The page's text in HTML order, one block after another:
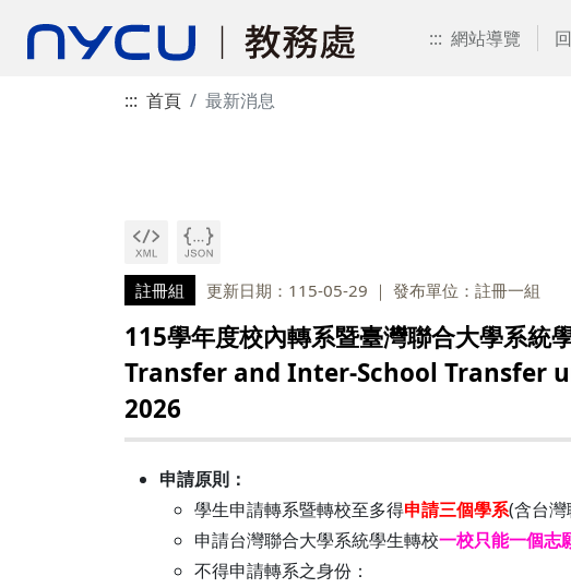
::: 網站導覽
::: 首頁 最新消息
註冊組 更新日期：115-05-29 發布單位：註冊一組
115學年度校內轉系暨臺灣聯合大學
Transfer and Inter-School Transfer
2026
申請原則：
學生申請轉系暨轉校至多得申請三個學系(含台灣
申請台灣聯合大學系統學生轉校一校只能一個志
不得申請轉系之身份：